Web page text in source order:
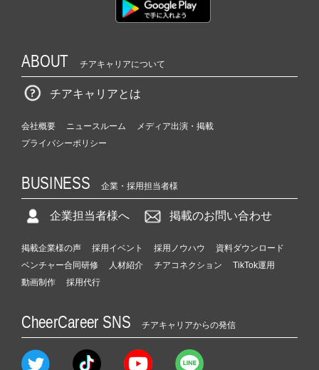
ABOUT チアキャリアについて
チアキャリアとは
会社概要 ニュースルーム
メディア出演・掲載
プライバシーポリシー
BUSINESS 企業・採用担当者様
企業担当者様へ 掲載のお問い合わせ
掲載企業様の声 採用イベント 採用ノウハウ
資料ダウンロード
ベンチャー合同研修
人材紹介 チアコネクション
TikTok運用
動画制作
採用代行
CheerCareer SNS チアキャリアからの発信